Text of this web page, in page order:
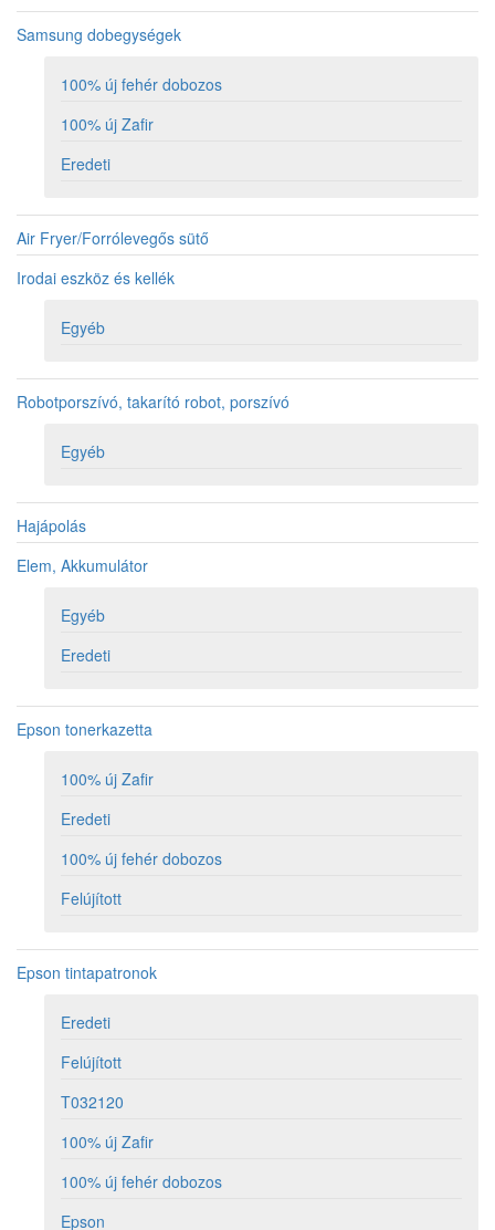
Samsung dobegységek
100% új fehér dobozos
100% új Zafir
Eredeti
Air Fryer/Forrólevegős sütő
Irodai eszköz és kellék
Egyéb
Robotporszívó, takarító robot, porszívó
Egyéb
Hajápolás
Elem, Akkumulátor
Egyéb
Eredeti
Epson tonerkazetta
100% új Zafir
Eredeti
100% új fehér dobozos
Felújított
Epson tintapatronok
Eredeti
Felújított
T032120
100% új Zafir
100% új fehér dobozos
Epson